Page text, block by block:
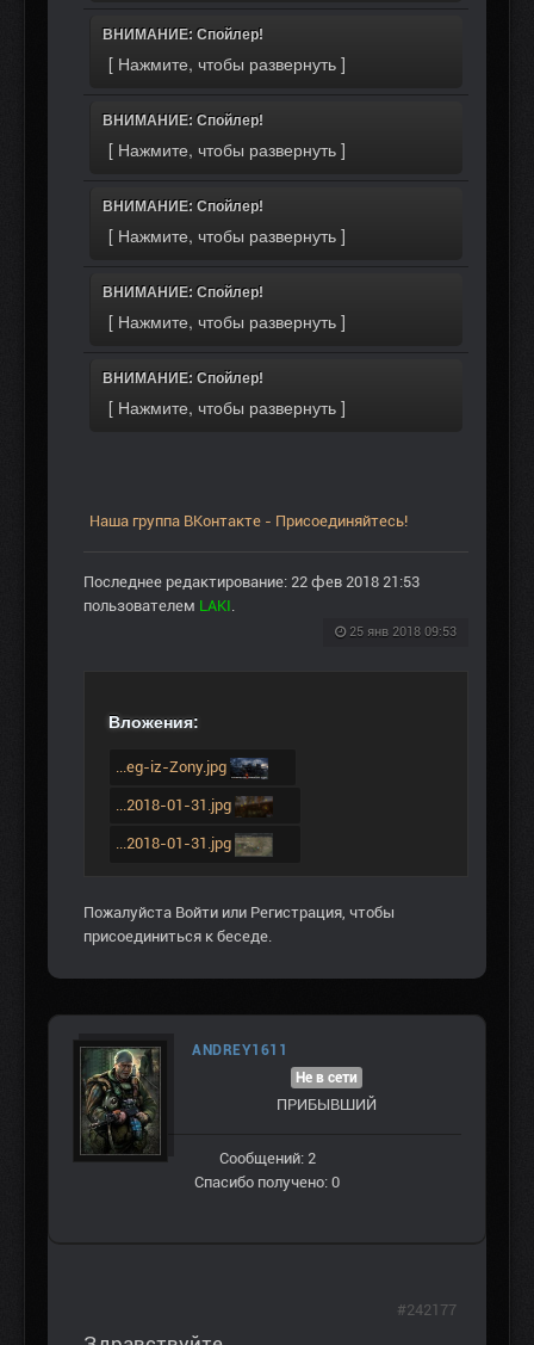
ВНИМАНИЕ: Спойлер!
ВНИМАНИЕ: Спойлер!
ВНИМАНИЕ: Спойлер!
ВНИМАНИЕ: Спойлер!
ВНИМАНИЕ: Спойлер!
Наша группа ВКонтакте - Присоединяйтесь!
Последнее редактирование: 22 фев 2018 21:53
пользователем LAKI.
25 янв 2018 09:53
Вложения:
...eg-iz-Zony.jpg
...2018-01-31.jpg
...2018-01-31.jpg
Пожалуйста Войти или Регистрация, чтобы
присоединиться к беседе.
ANDREY1611
Не в сети
ПРИБЫВШИЙ
Сообщений: 2
Спасибо получено: 0
#242177